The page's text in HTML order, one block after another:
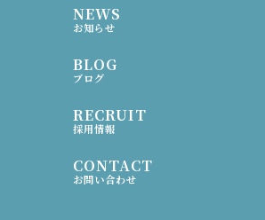
NEWS
お知らせ
BLOG
ブログ
RECRUIT
採用情報
CONTACT
お問い合わせ